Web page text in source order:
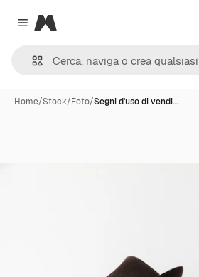
Close menu
Magnific
Home/Stock/Foto/Segni d'uso di vendi…